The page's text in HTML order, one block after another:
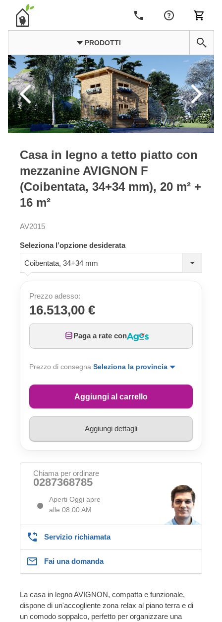
PRODOTTI
Casa in legno a tetto piatto con
mezzanine AVIGNON F
(Coibentata, 34+34 mm), 20 m² +
16 m²
AV2015
Seleziona l’opzione desiderata
Coibentata, 34+34 mm
Prezzo adesso:
16.513,00 €
Paga a rate con
Prezzo di consegna Seleziona la provincia
Aggiungi al carrello
Aggiungi dettagli
Chiama per ordinare
0287368785
Aperti Oggi apre
alle 08:00 AM
Servizio richiamata
Fai una domanda
La casa in legno AVIGNON, compatta e funzionale,
dispone di un'accogliente zona relax al piano terra e di
un comodo soppalco, perfetto per organizzare una